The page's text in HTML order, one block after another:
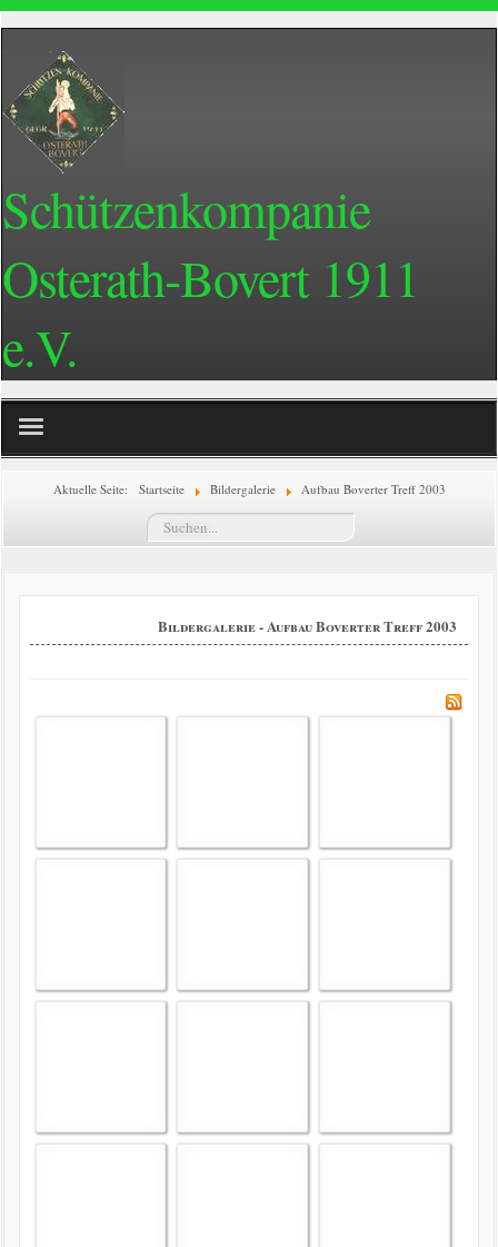
Schützenkompanie
Osterath-Bovert 1911
e.V.
Home
Vorstand
Bildergalerie
Aktuelle Seite: Startseite Bildergalerie Aufbau Boverter Treff 2003
Suchen...
Bildergalerie - Aufbau Boverter Treff 2003